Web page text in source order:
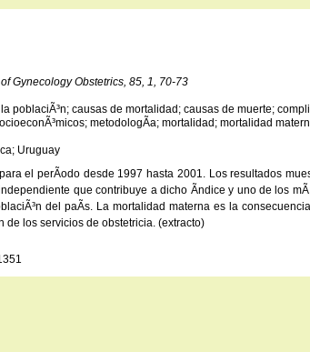
Gynecology Obstetrics, 85, 1, 70-73
causas de mortalidad; causas de muerte;
metodologÃ­a; mortalidad; mortalidad
Uruguay
el perÃ­odo desde 1997 hasta 2001. Los resultados
que contribuye a dicho Ã­ndice y uno de los
del paÃ­s. La mortalidad materna es la
de los servicios de obstetricia. (extracto)